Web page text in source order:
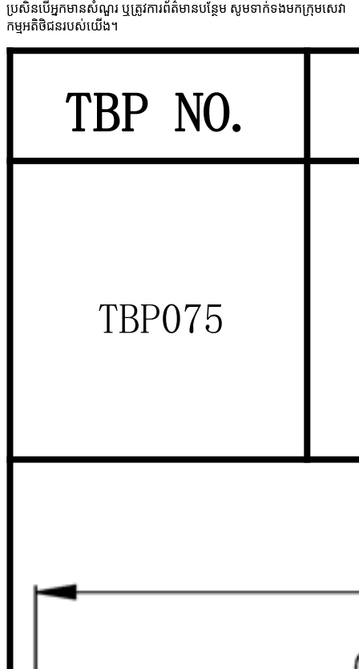
ប្រសិនបើអ្នកមានសំណួរ ឬត្រូវការព័ត៌មានបន្ថែម សូមទាក់ទងមកក្រុមសេវា
កម្មអតិថិជនរបស់យើង។